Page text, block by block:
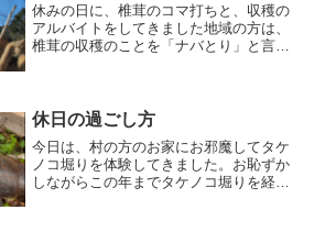
休みの日に、椎茸のコマ打ちと、収穫の
アルバイトをしてきました地域の方は、
椎茸の収穫のことを「ナバとり」と言っ
した。一日3,000個目...
休日の過ごし方
今日は、村の方のお家にお邪魔してタケ
ノコ堀りを体験してきました。お恥ずか
しながらこの年までタケノコ堀りを経験